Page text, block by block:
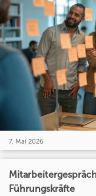
7. Mai 2026
Führungskräfte